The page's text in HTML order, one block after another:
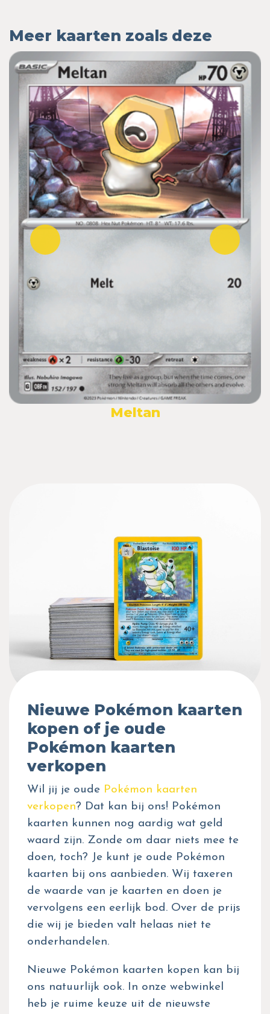
Meer kaarten zoals deze
Meltan
Nieuwe Pokémon kaarten
kopen of je oude
Pokémon kaarten
verkopen
Wil jij je oude Pokémon kaarten
verkopen? Dat kan bij ons! Pokémon
kaarten kunnen nog aardig wat geld
waard zijn. Zonde om daar niets mee te
doen, toch? Je kunt je oude Pokémon
kaarten bij ons aanbieden. Wij taxeren
de waarde van je kaarten en doen je
vervolgens een eerlijk bod. Over de prijs
die wij je bieden valt helaas niet te
onderhandelen.
Nieuwe Pokémon kaarten kopen kan bij
ons natuurlijk ook. In onze webwinkel
heb je ruime keuze uit de nieuwste